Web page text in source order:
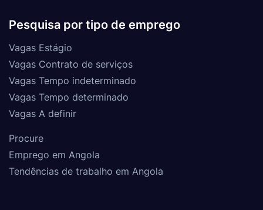
Pesquisa por tipo de emprego
Vagas Estágio
Vagas Contrato de serviços
Vagas Tempo indeterminado
Vagas Tempo determinado
Vagas A definir
Procure
Emprego em Angola
Tendências de trabalho em Angola